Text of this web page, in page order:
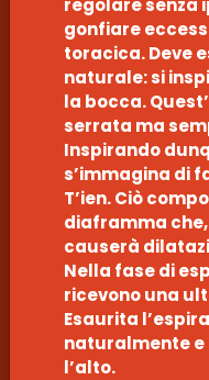
regolare senza
gonfiare
toracica. Deve
naturale: si
la bocca.
serrata ma
Inspirando
s’immagina di
T’ien. Ciò
diaframma
causerà
Nella fase di
ricevono una
Esaurita
naturalmente
l’alto.